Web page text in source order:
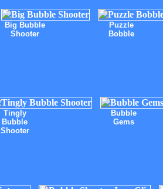
Big Bubble
Shooter
Puzzle
Bobble
Tingly
Bubble
Shooter
Bubble
Gems